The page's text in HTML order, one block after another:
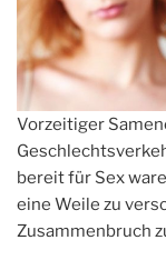
Vorzeitiger
bereit für Sex
eine Weile zu
Zusammenbruch